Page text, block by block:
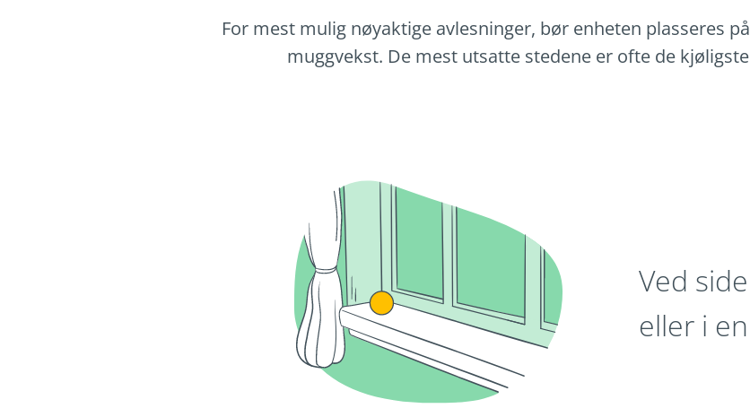
For mest mulig nøyaktige avlesninger, bør enheten plasseres
muggvekst. De mest utsatte stedene er ofte de
Ved
eller i